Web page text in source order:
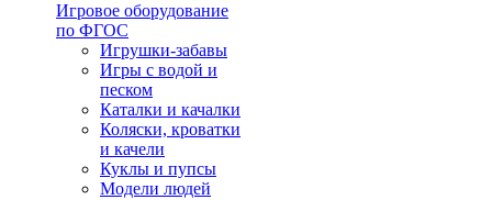
Игровое оборудование
по ФГОС
Игрушки-забавы
Игры с водой и
песком
Каталки и качалки
Коляски, кроватки
и качели
Куклы и пупсы
Модели людей